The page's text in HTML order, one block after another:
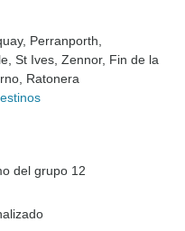
, Perranporth
, St Ives , Zennor, Fin de la
, Ratonera
del grupo 12